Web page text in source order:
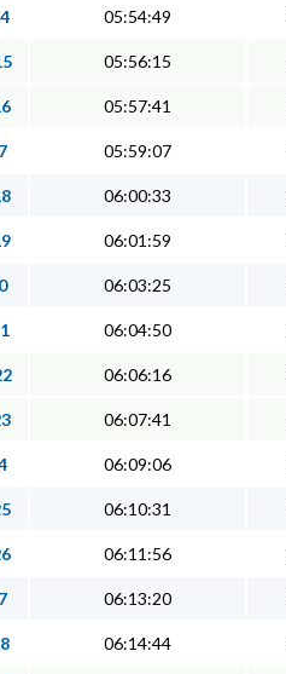
05:54:49
05:56:15
05:57:41
05:59:07
06:00:33
06:01:59
06:03:25
06:04:50
06:06:16
06:07:41
06:09:06
06:10:31
06:11:56
06:13:20
06:14:44